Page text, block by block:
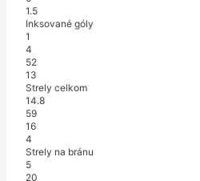
1.5
Inksované góly
1
4
52
13
Strely celkom
14.8
59
16
4
Strely na bránu
5
20